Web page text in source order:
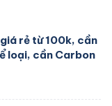
rẻ từ 100k, cần
loại, cần Carbon